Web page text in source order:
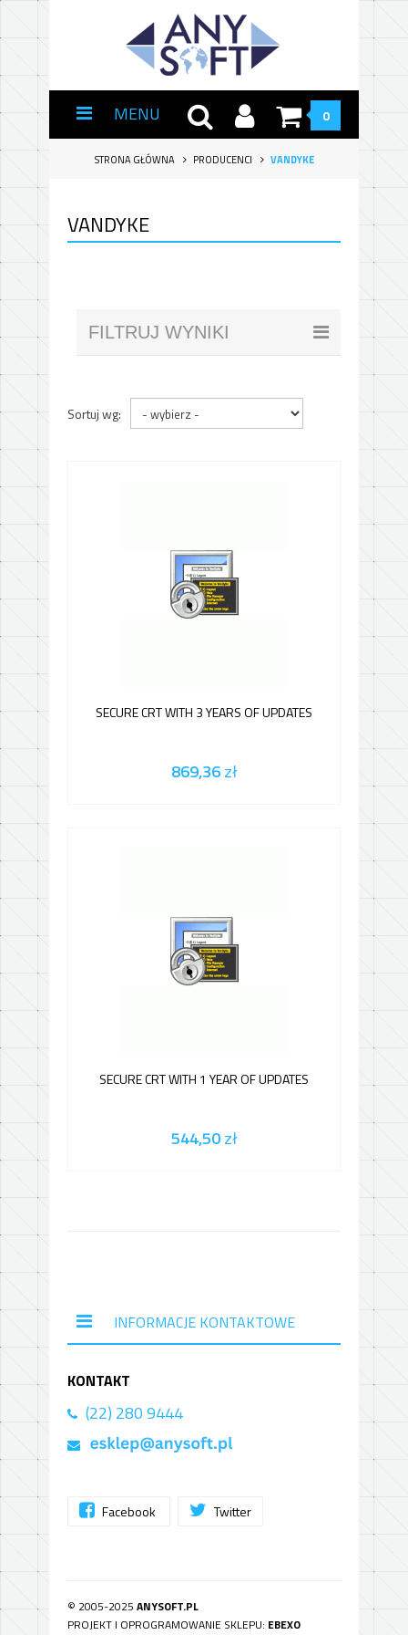
MENU 0
STRONA GŁÓWNA PRODUCENCI VANDYKE
VANDYKE
FILTRUJ WYNIKI
Sortuj wg:
SECURE CRT WITH 3 YEARS OF UPDATES
869,36zł
SECURE CRT WITH 1 YEAR OF UPDATES
544,50zł
INFORMACJE KONTAKTOWE
KONTAKT
(22) 280 9444
Facebook Twitter
© 2005-2025 ANYSOFT.PL
PROJEKT I OPROGRAMOWANIE SKLEPU: EBEXO